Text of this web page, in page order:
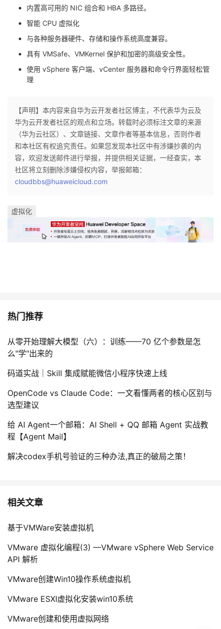
内置高可用的 NIC 组合和 HBA 多路径。
智能 CPU 虚拟化
与各种服务器硬件、存储和操作系统高度兼容。
具有 VMSafe、VMKernel 保护和加密的高级安全性。
使用 vSphere 客户端、vCenter 服务器和命令行界面轻松管
理
【声明】本内容来自华为云开发者社区博主，不代表华为云及
华为云开发者社区的观点和立场。转载时必须标注文章的来源
（华为云社区）、文章链接、文章作者等基本信息，否则作者
和本社区有权追究责任。如果您发现本社区中有涉嫌抄袭的内
容，欢迎发送邮件进行举报，并提供相关证据，一经查实，本
社区将立刻删除涉嫌侵权内容，举报邮箱：
cloudbbs@huaweicloud.com
虚拟化
热门推荐
从零开始理解大模型（六）：训练——70 亿个参数是怎
么"学"出来的
码道实战｜Skill 集成赋能微信小程序快速上线
OpenCode vs Claude Code：一文看懂两者的核心区别与
选型建议
给 AI Agent一个邮箱：AI Shell + QQ 邮箱 Agent 实战教
程【Agent Mail】
解决codex手机号验证的三种办法,真正的破局之策！
相关文章
基于VMWare安装虚拟机
VMware 虚拟化编程(3) —VMware vSphere Web Service
API 解析
VMware创建Win10操作系统虚拟机
VMware ESXI虚拟化安装win10系统
VMware创建和使用虚拟网络